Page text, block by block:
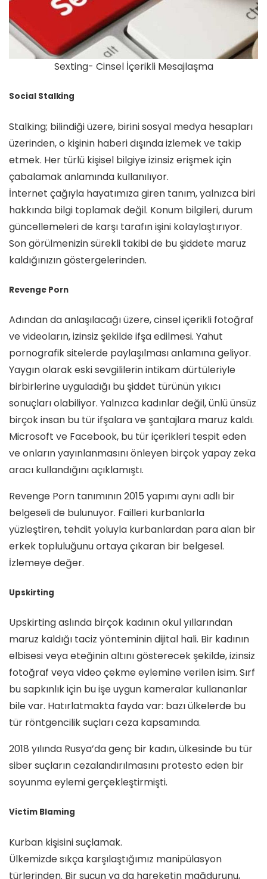
Sexting- Cinsel İçerikli Mesajlaşma
Social Stalking
Stalking; bilindiği üzere, birini sosyal medya hesapları
üzerinden, o kişinin haberi dışında izlemek ve takip
etmek. Her türlü kişisel bilgiye izinsiz erişmek için
çabalamak anlamında kullanılıyor.
İnternet çağıyla hayatımıza giren tanım, yalnızca biri
hakkında bilgi toplamak değil. Konum bilgileri, durum
güncellemeleri de karşı tarafın işini kolaylaştırıyor.
Son görülmenizin sürekli takibi de bu şiddete maruz
kaldığınızın göstergelerinden.
Revenge Porn
Adından da anlaşılacağı üzere, cinsel içerikli fotoğraf
ve videoların, izinsiz şekilde ifşa edilmesi. Yahut
pornografik sitelerde paylaşılması anlamına geliyor.
Yaygın olarak eski sevgililerin intikam dürtüleriyle
birbirlerine uyguladığı bu şiddet türünün yıkıcı
sonuçları olabiliyor. Yalnızca kadınlar değil, ünlü ünsüz
birçok insan bu tür ifşalara ve şantajlara maruz kaldı.
Microsoft ve Facebook, bu tür içerikleri tespit eden
ve onların yayınlanmasını önleyen birçok yapay zeka
aracı kullandığını açıklamıştı.
Revenge Porn tanımının 2015 yapımı aynı adlı bir
belgeseli de bulunuyor. Failleri kurbanlarla
yüzleştiren, tehdit yoluyla kurbanlardan para alan bir
erkek topluluğunu ortaya çıkaran bir belgesel.
İzlemeye değer.
Upskirting
Upskirting aslında birçok kadının okul yıllarından
maruz kaldığı taciz yönteminin dijital hali. Bir kadının
elbisesi veya eteğinin altını gösterecek şekilde, izinsiz
fotoğraf veya video çekme eylemine verilen isim. Sırf
bu sapkınlık için bu işe uygun kameralar kullananlar
bile var. Hatırlatmakta fayda var: bazı ülkelerde bu
tür röntgencilik suçları ceza kapsamında.
2018 yılında Rusya’da genç bir kadın, ülkesinde bu tür
siber suçların cezalandırılmasını protesto eden bir
soyunma eylemi gerçekleştirmişti.
Victim Blaming
Kurban kişisini suçlamak.
Ülkemizde sıkça karşılaştığımız manipülasyon
türlerinden. Bir suçun ya da hareketin mağdurunu,